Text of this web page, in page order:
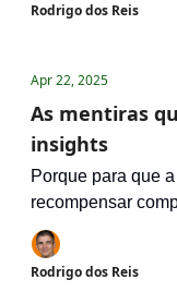
Rodrigo dos Reis
Apr 22, 2025
As mentiras
insights
Porque para que
recompensar
desejáveis
Rodrigo dos Reis